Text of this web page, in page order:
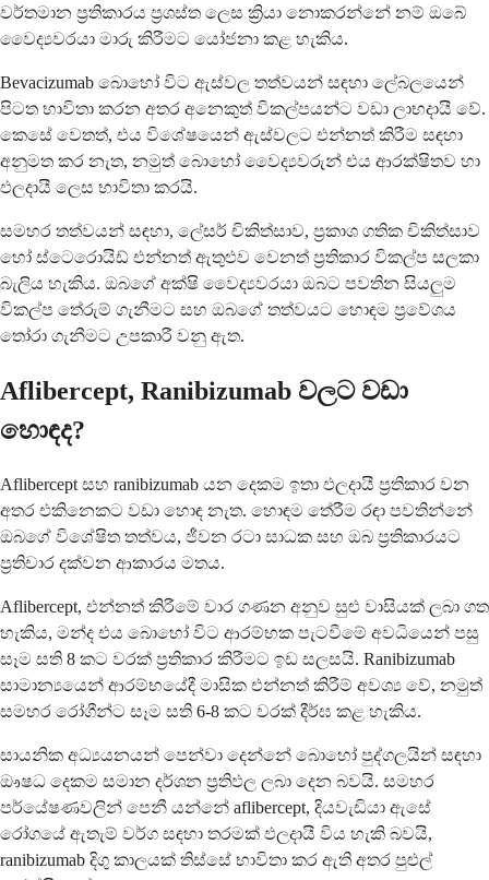
වර්තමාන ප්‍රතිකාරය ප්‍රශස්ත ලෙස ක්‍රියා නොකරන්නේ නම් ඔබේ
වෛද්‍යවරයා මාරු කිරීමට යෝජනා කළ හැකිය.
Bevacizumab බොහෝ විට ඇස්වල තත්වයන් සඳහා ලේබලයෙන්
පිටත භාවිතා කරන අතර අනෙකුත් විකල්පයන්ට වඩා ලාභදායී වේ.
කෙසේ වෙතත්, එය විශේෂයෙන් ඇස්වලට එන්නත් කිරීම සඳහා
අනුමත කර නැත, නමුත් බොහෝ වෛද්‍යවරුන් එය ආරක්ෂිතව හා
ඵලදායී ලෙස භාවිතා කරයි.
සමහර තත්වයන් සඳහා, ලේසර් චිකිත්සාව, ප්‍රකාශ ගතික චිකිත්සාව
හෝ ස්ටෙරොයිඩ් එන්නත් ඇතුළුව වෙනත් ප්‍රතිකාර විකල්ප සලකා
බැලිය හැකිය. ඔබගේ අක්ෂි වෛද්‍යවරයා ඔබට පවතින සියලුම
විකල්ප තේරුම් ගැනීමට සහ ඔබගේ තත්වයට හොඳම ප්‍රවේශය
තෝරා ගැනීමට උපකාරී වනු ඇත.
Aflibercept, Ranibizumab වලට වඩා
හොඳද?
Aflibercept සහ ranibizumab යන දෙකම ඉතා ඵලදායී ප්‍රතිකාර වන
අතර එකිනෙකට වඩා හොඳ නැත. හොඳම තේරීම රඳා පවතින්නේ
ඔබගේ විශේෂිත තත්වය, ජීවන රටා සාධක සහ ඔබ ප්‍රතිකාරයට
ප්‍රතිචාර දක්වන ආකාරය මතය.
Aflibercept, එන්නත් කිරීමේ වාර ගණන අනුව සුළු වාසියක් ලබා ගත
හැකිය, මන්ද එය බොහෝ විට ආරම්භක පැටවීමේ අවධියෙන් පසු
සෑම සති 8 කට වරක් ප්‍රතිකාර කිරීමට ඉඩ සලසයි. Ranibizumab
සාමාන්‍යයෙන් ආරම්භයේදී මාසික එන්නත් කිරීම් අවශ්‍ය වේ, නමුත්
සමහර රෝගීන්ට සෑම සති 6-8 කට වරක් දීර්ඝ කළ හැකිය.
සායනික අධ්‍යයනයන් පෙන්වා දෙන්නේ බොහෝ පුද්ගලයින් සඳහා
ඖෂධ දෙකම සමාන දර්ශන ප්‍රතිඵල ලබා දෙන බවයි. සමහර
පර්යේෂණවලින් පෙනී යන්නේ aflibercept, දියවැඩියා ඇසේ
රෝගයේ ඇතැම් වර්ග සඳහා තරමක් ඵලදායී විය හැකි බවයි,
ranibizumab දිගු කාලයක් තිස්සේ භාවිතා කර ඇති අතර පුළුල්